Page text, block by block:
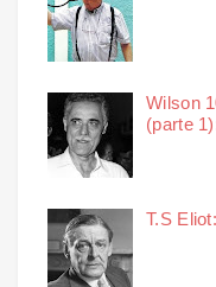
Wilson
(parte
T.S